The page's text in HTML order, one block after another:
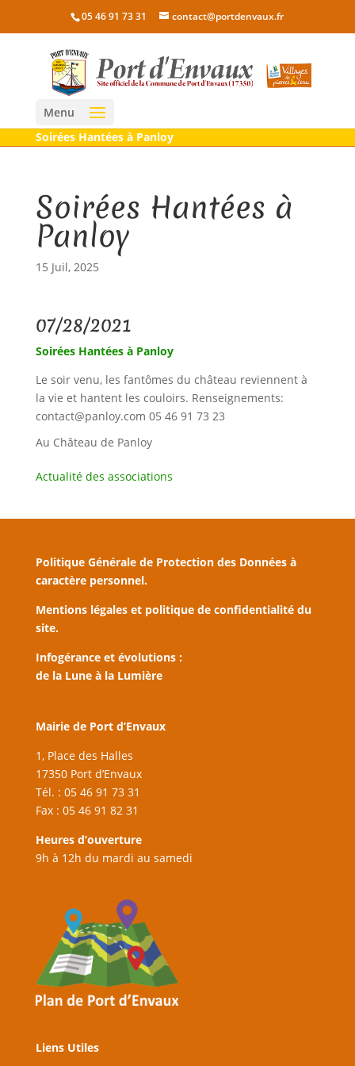
05 46 91 73 31 contact@portdenvaux.fr
Menu
Soirées Hantées à Panloy
Soirées Hantées à
Panloy
15 Juil, 2025
07/28/2021
Soirées Hantées à Panloy
Le soir venu, les fantômes du château reviennent à
la vie et hantent les couloirs. Renseignements:
contact@panloy.com 05 46 91 73 23
Au Château de Panloy
Actualité des associations
Politique Générale de Protection des Données à
caractère personnel.
Mentions légales et politique de confidentialité du
site.
Infogérance et évolutions :
de la Lune à la Lumière
Mairie de Port d’Envaux
1, Place des Halles
17350 Port d’Envaux
Tél. : 05 46 91 73 31
Fax : 05 46 91 82 31
Heures d’ouverture
9h à 12h du mardi au samedi
Liens Utiles